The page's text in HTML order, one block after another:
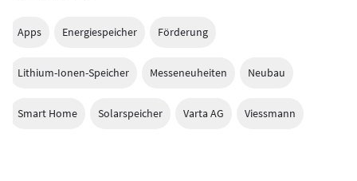
Apps Energiespeicher Förderung
Lithium-Ionen-Speicher Messeneuheiten Neubau
Smart Home Solarspeicher Varta AG Viessmann